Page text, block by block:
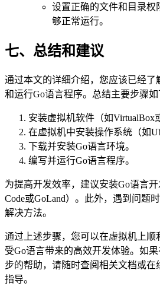
设置正确的文件和目录权
够正常运行。
七、总结和建议
通过本文的详细介绍，您应该已经了
和运行Go语言程序。总结主要步骤如
安装虚拟机软件（如VirtualBox
在虚拟机中安装操作系统（如
下载并安装Go语言环境。
编写并运行Go语言程序。
为提高开发效率，建议安装Go语言开
Code或GoLand）。此外，遇到问题
解决方法。
通过上述步骤，您可以在虚拟机上顺
受Go语言带来的高效开发体验。如
步的帮助，请随时查阅相关文档或在
指导。